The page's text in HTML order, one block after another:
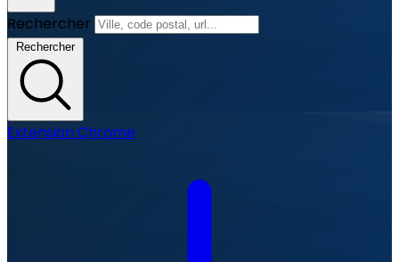
Rechercher
Rechercher
Extension Chrome